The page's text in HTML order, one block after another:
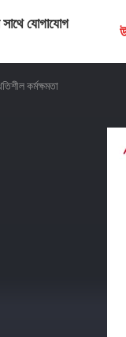
যোগাযোগ
কর্মক্ষমতা